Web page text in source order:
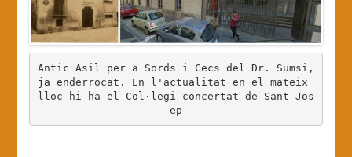
Antic Asil per a Sords i Cecs del Dr. Sumsi,
ja enderrocat. En l'actualitat en el mateix
lloc hi ha el Col·legi concertat de Sant Jos
ep